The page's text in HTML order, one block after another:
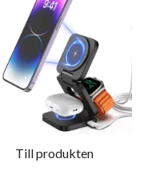
Till produkten